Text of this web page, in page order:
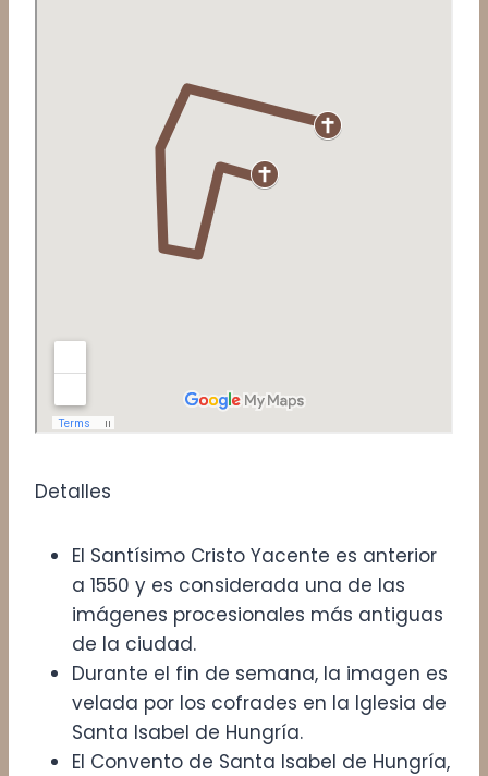
Detalles
El Santísimo Cristo Yacente es anterior
a 1550 y es considerada una de las
imágenes procesionales más antiguas
de la ciudad.
Durante el fin de semana, la imagen es
velada por los cofrades en la Iglesia de
Santa Isabel de Hungría.
El Convento de Santa Isabel de Hungría,